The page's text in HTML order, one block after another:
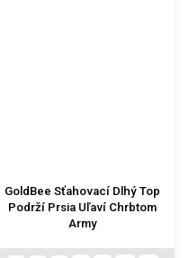
GoldBee Sťahovací Dlhý Top
Podrží Prsia Uľaví Chrbtom
Army